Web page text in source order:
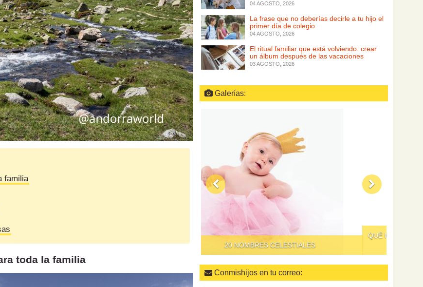
familia
toda la familia
04 AGOSTO, 2026
La frase que no deberías decirle a tu hijo el
primer día de colegio
04 AGOSTO, 2026
El ritual familiar que está volviendo: crear
un álbum después de las vacaciones
03 AGOSTO, 2026
Galerías:
QUÉ HACER PARA QUE DAR DE COMER A LOS NIÑOS
NO SEA UN SUPLICIO
Conmishijos en tu correo: